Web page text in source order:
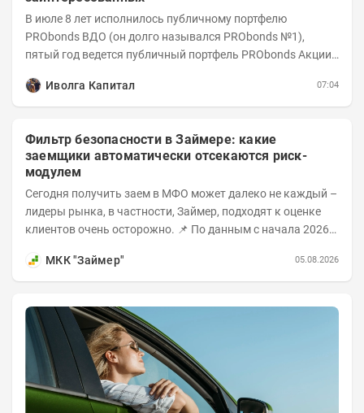
В июле 8 лет исполнилось публичному портфелю
PRObonds ВДО (он долго назывался PRObonds №1),
пятый год ведется публичный портфель PRObonds Акции /
Иволга Капитал
07:04
Фильтр безопасности в Займере: какие
заемщики автоматически отсекаются риск-
модулем
Сегодня получить заем в МФО может далеко не каждый –
лидеры рынка, в частности, Займер, подходят к оценке
клиентов очень осторожно. 📌 По данным с начала 2026
МКК "Займер"
05.08.2026